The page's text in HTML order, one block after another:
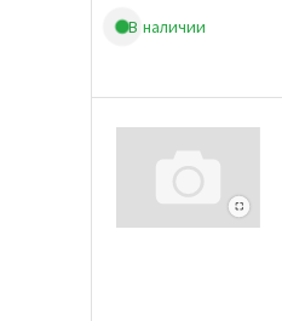
В наличии